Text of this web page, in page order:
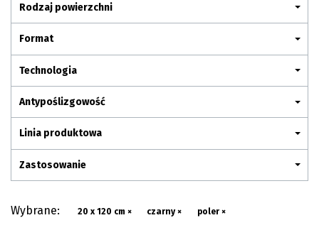
Rodzaj powierzchni
Format
Technologia
Antypoślizgowość
Linia produktowa
Zastosowanie
Wybrane: 20 x 120 cm × czarny × poler ×
Komunikacja z akcjonariuszami